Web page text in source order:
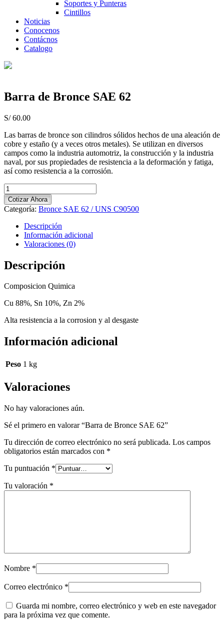
Soportes y Punteras
Cintillos
Noticias
Conocenos
Contácnos
Catalogo
Barra de Bronce SAE 62
S/60.00
Las barras de bronce son cilindros sólidos hechos de una aleación de
cobre y estaño (y a veces otros metales). Se utilizan en diversos
campos como la industria automotriz, la construcción y la industria
naval, por sus propiedades de resistencia a la deformación y fatiga,
así como resistencia a la corrosión.
Barra
de
Bronce
SAE
cantidad
Cotizar Ahora
Categoría: Bronce SAE 62 / UNS C90500
Descripción
Información adicional
Valoraciones (0)
Descripción
Composicion Quimica
Cu 88%, Sn 10%, Zn 2%
Alta resistencia a la corrosion y al desgaste
Información adicional
Peso 1 kg
Valoraciones
No hay valoraciones aún.
Sé el primero en valorar “Barra de Bronce SAE 62”
Tu dirección de correo electrónico no será publicada. Los campos
obligatorios están marcados con *
Tu puntuación *
Tu valoración *
Nombre *
Correo electrónico *
Guarda mi nombre, correo electrónico y web en este navegador
para la próxima vez que comente.